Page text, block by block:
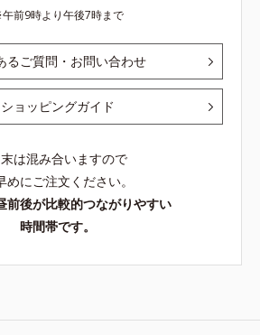
午前9時より午後7時まで
るご質問・お問い合わせ
ショッピングガイド
は混み合いますので
めにご注文ください。
前後が比較的つながりやすい
時間帯です。